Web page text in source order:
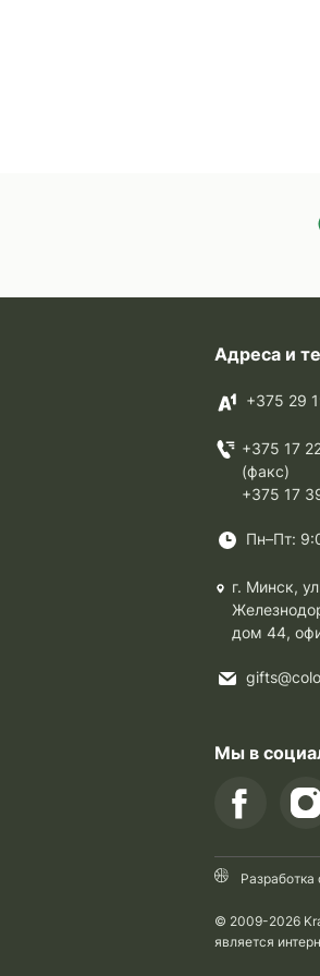
Адреса и
+375 29
+375 17
(факс)
+375 17
Пн–Пт:
г. Минск,
дом 44,
Мы в
© 2009-2026
является